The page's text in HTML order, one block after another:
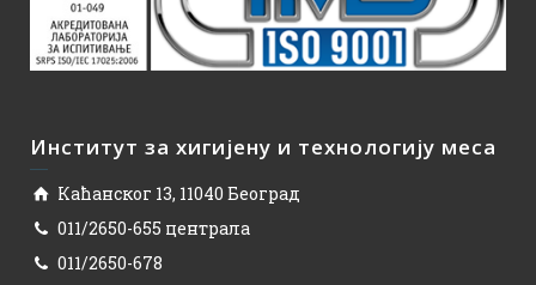
Институт за хигијену и технологију меса
Каћанског 13, 11040 Београд
011/2650-655 централа
011/2650-678